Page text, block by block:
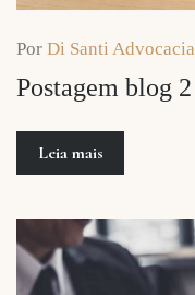
Por Di Santi Advocacia
Postagem blog 2
Leia mais